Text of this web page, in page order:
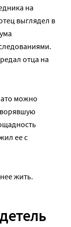
на
выглядел в
отца на
можно
ее с
жить.